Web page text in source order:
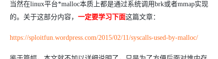
当然在linux平台*malloc本质上都是通过系统调用brk或者mmap实现
的。关于这部分内容， 一定要学习下面这篇文章：
https://sploitfun.wordpress.com/2015/02/11/syscalls-used-by-malloc/